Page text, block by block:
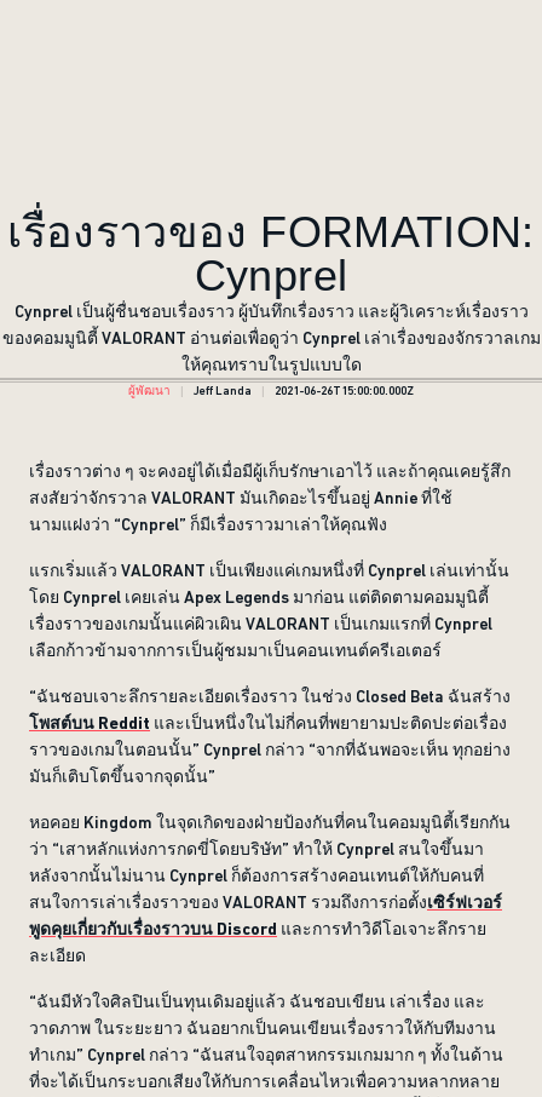
เรื่องราวของ FORMATION:
Cynprel
Cynprel เป็นผู้ชื่นชอบเรื่องราว ผู้บันทึกเรื่องราว และผู้วิเคราะห์เรื่องราว
ของคอมมูนิตี้ VALORANT อ่านต่อเพื่อดูว่า Cynprel เล่าเรื่องของจักรวาลเกม
ให้คุณทราบในรูปแบบใด
ผู้พัฒนา Jeff Landa 2021-06-26T15:00:00.000Z
เรื่องราวต่าง ๆ จะคงอยู่ได้เมื่อมีผู้เก็บรักษาเอาไว้ และถ้าคุณเคยรู้สึก
สงสัยว่าจักรวาล VALORANT มันเกิดอะไรขึ้นอยู่ Annie ที่ใช้
นามแฝงว่า “Cynprel” ก็มีเรื่องราวมาเล่าให้คุณฟัง
แรกเริ่มแล้ว VALORANT เป็นเพียงแค่เกมหนึ่งที่ Cynprel เล่นเท่านั้น
โดย Cynprel เคยเล่น Apex Legends มาก่อน แต่ติดตามคอมมูนิตี้
เรื่องราวของเกมนั้นแค่ผิวเผิน VALORANT เป็นเกมแรกที่ Cynprel
เลือกก้าวข้ามจากการเป็นผู้ชมมาเป็นคอนเทนต์ครีเอเตอร์
“ฉันชอบเจาะลึกรายละเอียดเรื่องราว ในช่วง Closed Beta ฉันสร้าง
โพสต์บน Reddit และเป็นหนึ่งในไม่กี่คนที่พยายามปะติดปะต่อเรื่อง
ราวของเกมในตอนนั้น” Cynprel กล่าว “จากที่ฉันพอจะเห็น ทุกอย่าง
มันก็เติบโตขึ้นจากจุดนั้น”
หอคอย Kingdom ในจุดเกิดของฝ่ายป้องกันที่คนในคอมมูนิตี้เรียกกัน
ว่า “เสาหลักแห่งการกดขี่โดยบริษัท” ทำให้ Cynprel สนใจขึ้นมา
หลังจากนั้นไม่นาน Cynprel ก็ต้องการสร้างคอนเทนต์ให้กับคนที่
สนใจการเล่าเรื่องราวของ VALORANT รวมถึงการก่อตั้งเซิร์ฟเวอร์
พูดคุยเกี่ยวกับเรื่องราวบน Discord และการทำวิดีโอเจาะลึกราย
ละเอียด
“ฉันมีหัวใจศิลปินเป็นทุนเดิมอยู่แล้ว ฉันชอบเขียน เล่าเรื่อง และ
วาดภาพ ในระยะยาว ฉันอยากเป็นคนเขียนเรื่องราวให้กับทีมงาน
ทำเกม” Cynprel กล่าว “ฉันสนใจอุตสาหกรรมเกมมาก ๆ ทั้งในด้าน
ที่จะได้เป็นกระบอกเสียงให้กับการเคลื่อนไหวเพื่อความหลากหลาย